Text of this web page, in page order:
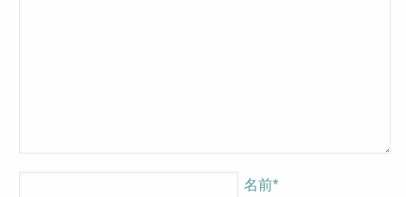
名前*